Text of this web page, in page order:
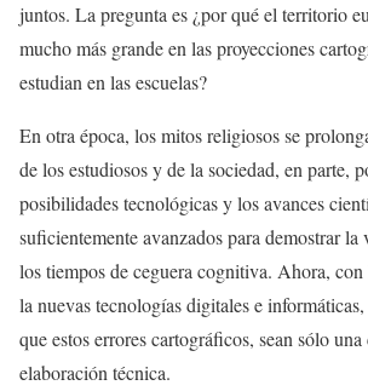
juntos. La pregunta es ¿por qué el territorio
mucho más grande en las proyecciones
estudian en las escuelas?
En otra época, los mitos religiosos se
de los estudiosos y de la sociedad, en parte,
posibilidades tecnológicas y los avances
suficientemente avanzados para demostrar la
los tiempos de ceguera cognitiva. Ahora, con
la nuevas tecnologías digitales e
que estos errores cartográficos, sean sólo
elaboración técnica.